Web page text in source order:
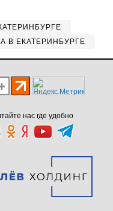
В ЕКАТЕРИНБУРГЕ
нас где удобно